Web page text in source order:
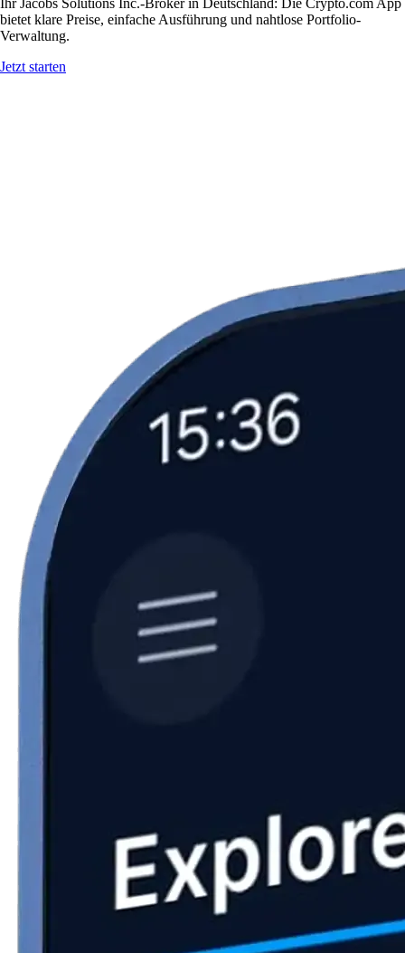
bietet klare Preise, einfache Ausführung und nahtlose Portfolio-
Verwaltung.
Jetzt starten